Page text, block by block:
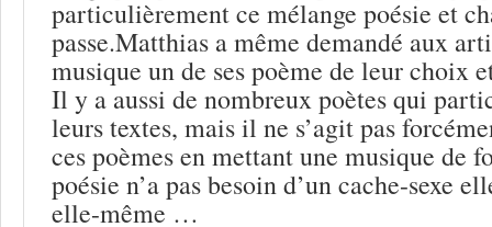
particulièrement ce mélange poésie et
passe.Matthias a même demandé aux
musique un de ses poème de leur choix
Il y a aussi de nombreux poètes qui
leurs textes, mais il ne s’agit pas
ces poèmes en mettant une musique de
poésie n’a pas besoin d’un cache-sexe
elle-même …